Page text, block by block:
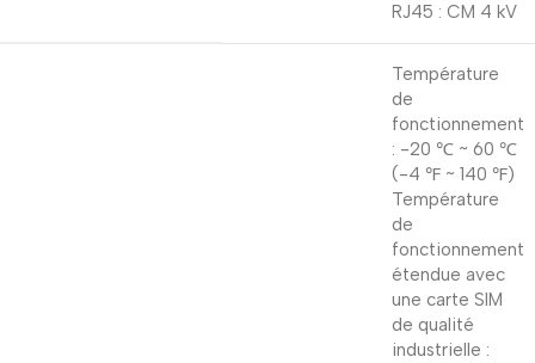
RJ45 : CM 4 kV
Température
de
fonctionnement
: -20 ℃ ~ 60 ℃
(-4 ℉ ~ 140 ℉)
Température
de
fonctionnement
étendue avec
une carte SIM
de qualité
industrielle :